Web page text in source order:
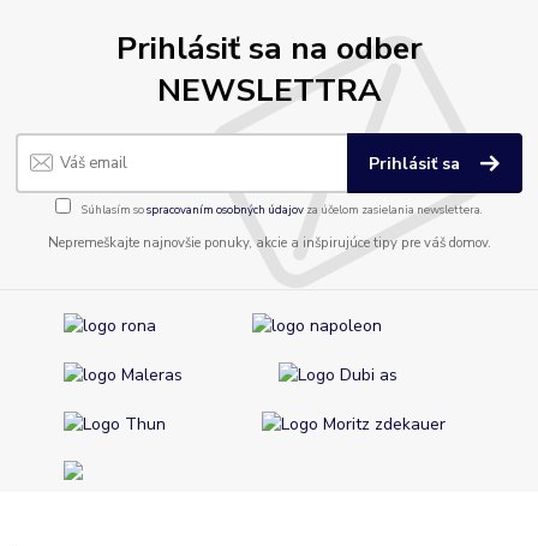
Prihlásiť sa na odber
NEWSLETTRA
Prihlásiť sa
Súhlasím sospracovaním osobných údajov za účelom zasielania newslettera.
Nepremeškajte najnovšie ponuky, akcie a inšpirujúce tipy pre váš domov.